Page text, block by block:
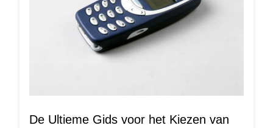
De Ultieme Gids voor het Kiezen van